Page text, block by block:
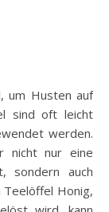
um Husten auf
sind oft leicht
werden.
nicht nur eine
sondern auch
Teelöffel Honig,